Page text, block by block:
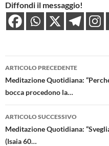
Diffondi il messaggio!
Navigazione
articolo
ARTICOLO PRECEDENTE
Meditazione Quotidiana:
bocca procedono la…
ARTICOLO SUCCESSIVO
Meditazione Quotidiana:
(Isaia 60…